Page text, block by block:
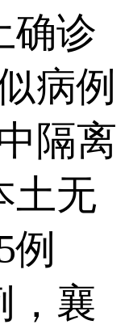
确诊
病例
隔离
土无
例
，襄